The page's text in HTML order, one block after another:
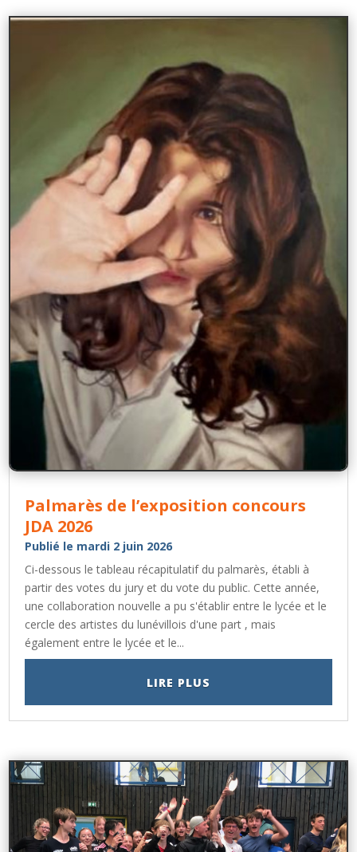
Palmarès de l’exposition concours
JDA 2026
Publié le mardi 2 juin 2026
Ci-dessous le tableau récapitulatif du palmarès, établi à
partir des votes du jury et du vote du public. Cette année,
une collaboration nouvelle a pu s'établir entre le lycée et le
cercle des artistes du lunévillois d'une part , mais
également entre le lycée et le...
LIRE PLUS